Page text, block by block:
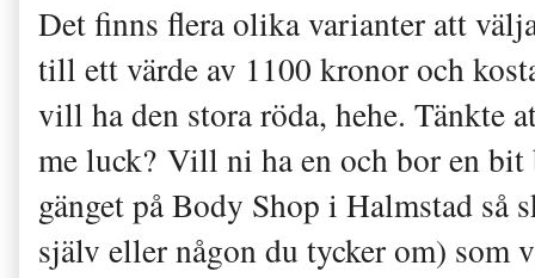
Det finns flera olika varianter att
till ett värde av 1100 kronor och
vill ha den stora röda, hehe.
me luck? Vill ni ha en och bor en
gänget på Body Shop i Halmstad
själv eller någon du tycker om) som